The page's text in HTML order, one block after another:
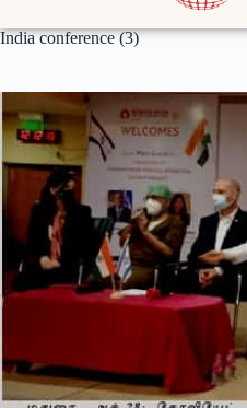
India conference (3)